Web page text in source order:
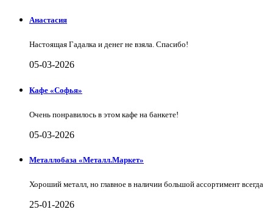
Анастасия
Настоящая Гадалка и денег не взяла. Спасибо!
05-03-2026
Кафе «Софья»
Очень понравилось в этом кафе на банкете!
05-03-2026
Металлобаза «Металл.Маркет»
Хороший металл, но главное в наличии большой ассортимент всегда
25-01-2026